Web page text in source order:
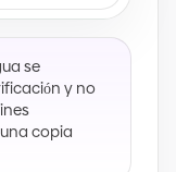
se
y no
copia